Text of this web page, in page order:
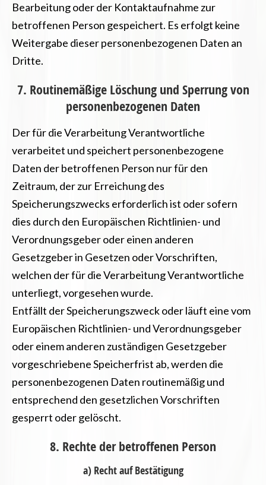
Bearbeitung oder der Kontaktaufnahme zur
betroffenen Person gespeichert. Es erfolgt keine
Weitergabe dieser personenbezogenen Daten an
Dritte.
7. Routinemäßige Löschung und Sperrung von
personenbezogenen Daten
Der für die Verarbeitung Verantwortliche
verarbeitet und speichert personenbezogene
Daten der betroffenen Person nur für den
Zeitraum, der zur Erreichung des
Speicherungszwecks erforderlich ist oder sofern
dies durch den Europäischen Richtlinien- und
Verordnungsgeber oder einen anderen
Gesetzgeber in Gesetzen oder Vorschriften,
welchen der für die Verarbeitung Verantwortliche
unterliegt, vorgesehen wurde.
Entfällt der Speicherungszweck oder läuft eine vom
Europäischen Richtlinien- und Verordnungsgeber
oder einem anderen zuständigen Gesetzgeber
vorgeschriebene Speicherfrist ab, werden die
personenbezogenen Daten routinemäßig und
entsprechend den gesetzlichen Vorschriften
gesperrt oder gelöscht.
8. Rechte der betroffenen Person
a) Recht auf Bestätigung